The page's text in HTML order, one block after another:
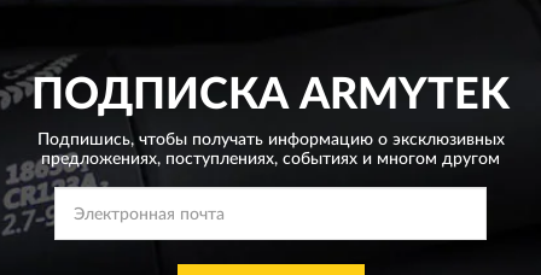
ПОДПИСКА ARMYTEK
Подпишись, чтобы получать информацию о эксклюзивных
предложениях, поступлениях, событиях и многом другом